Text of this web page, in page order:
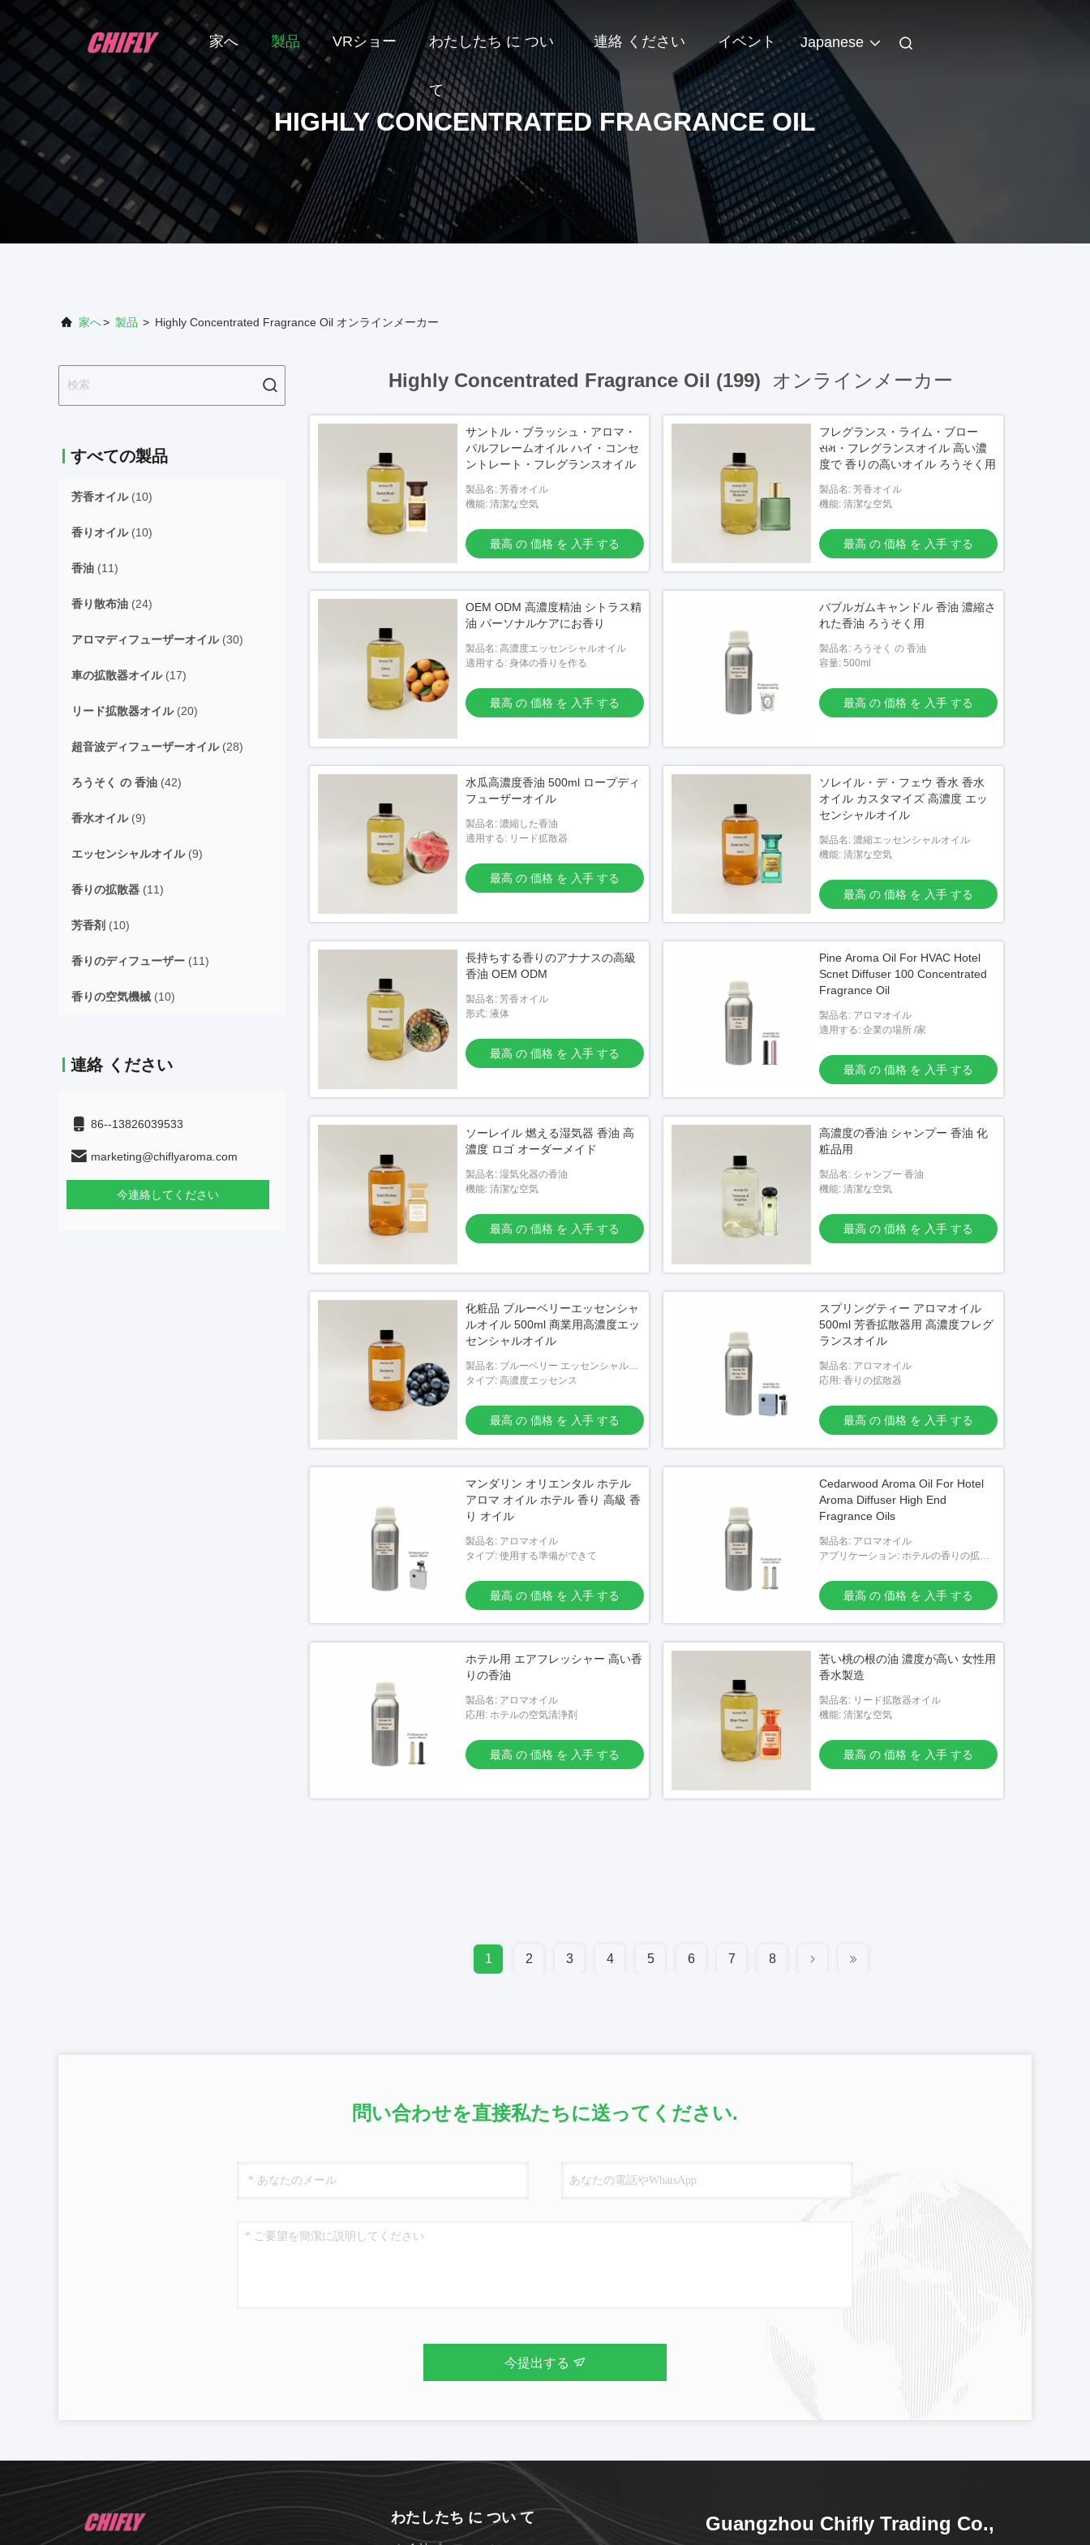
家へ 製品 VRショー わたしたち に つい
て
連絡 ください イベント Japanese
HIGHLY CONCENTRATED FRAGRANCE OIL
家へ> 製品 > Highly Concentrated Fragrance Oil オンラインメーカー
すべての製品
芳香オイル(10)
香りオイル(10)
香油 (11)
香り散布油 (24)
アロマディフューザーオイル(30)
車の拡散器オイル(17)
リード拡散器オイル(20)
超音波ディフューザーオイル(28)
ろうそく の 香油 (42)
香水オイル(9)
エッセンシャルオイル(9)
香りの拡散器 (11)
芳香剤 (10)
香りのディフューザー (11)
香りの空気機械 (10)
連絡 ください
86--13826039533
marketing@chiflyaroma.com
今連絡してください
Highly Concentrated Fragrance Oil (199) オンラインメーカー
サントル・ブラッシュ・アロマ・
パルフレームオイル ハイ・コンセ
ントレート・フレグランスオイル
製品名: 芳香オイル
機能: 清潔な空気
最高 の 価格 を 入手 する
フレグランス・ライム・ブロー
સમ・フレグランスオイル 高い濃
度で 香りの高いオイル ろうそく用
製品名: 芳香オイル
機能: 清潔な空気
最高 の 価格 を 入手 する
OEM ODM 高濃度精油 シトラス精
油 パーソナルケアにお香り
製品名: 高濃度エッセンシャルオイル
適用する: 身体の香りを作る
最高 の 価格 を 入手 する
バブルガムキャンドル 香油 濃縮さ
れた香油 ろうそく用
製品名: ろうそく の 香油
容量: 500ml
最高 の 価格 を 入手 する
水瓜高濃度香油 500ml ロープディ
フューザーオイル
製品名: 濃縮した香油
適用する: リード拡散器
最高 の 価格 を 入手 する
ソレイル・デ・フェウ 香水 香水
オイル カスタマイズ 高濃度 エッ
センシャルオイル
製品名: 濃縮エッセンシャルオイル
機能: 清潔な空気
最高 の 価格 を 入手 する
長持ちする香りのアナナスの高級
香油 OEM ODM
製品名: 芳香オイル
形式: 液体
最高 の 価格 を 入手 する
Pine Aroma Oil For HVAC Hotel
Scnet Diffuser 100 Concentrated
Fragrance Oil
製品名: アロマオイル
適用する: 企業の場所 /家
最高 の 価格 を 入手 する
ソーレイル 燃える湿気器 香油 高
濃度 ロゴ オーダーメイド
製品名: 湿気化器の香油
機能: 清潔な空気
最高 の 価格 を 入手 する
高濃度の香油 シャンプー 香油 化
粧品用
製品名: シャンプー 香油
機能: 清潔な空気
最高 の 価格 を 入手 する
化粧品 ブルーベリーエッセンシャ
ルオイル 500ml 商業用高濃度エッ
センシャルオイル
製品名: ブルーベリー エッセンシャルオ
イル
タイプ: 高濃度エッセンス
最高 の 価格 を 入手 する
スプリングティー アロマオイル
500ml 芳香拡散器用 高濃度フレグ
ランスオイル
製品名: アロマオイル
応用: 香りの拡散器
最高 の 価格 を 入手 する
マンダリン オリエンタル ホテル
アロマ オイル ホテル 香り 高級 香
り オイル
製品名: アロマオイル
タイプ: 使用する準備ができて
最高 の 価格 を 入手 する
Cedarwood Aroma Oil For Hotel
Aroma Diffuser High End
Fragrance Oils
製品名: アロマオイル
アプリケーション: ホテルの香りの拡散
最高 の 価格 を 入手 する
ホテル用 エアフレッシャー 高い香
りの香油
製品名: アロマオイル
応用: ホテルの空気清浄剤
最高 の 価格 を 入手 する
苦い桃の根の油 濃度が高い 女性用
香水製造
製品名: リード拡散器オイル
機能: 清潔な空気
最高 の 価格 を 入手 する
1 2 3 4 5 6 7 8
問い合わせを直接私たちに送ってください.
今提出する
わたしたち に つい て
Guangzhou Chifly Trading Co.,